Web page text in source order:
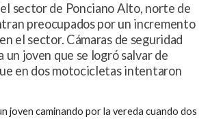
sector de Ponciano Alto, norte de
preocupados por un incremento
el sector. Cámaras de seguridad
un joven que se logró salvar de
en dos motocicletas intentaron
joven caminando por la vereda cuando dos